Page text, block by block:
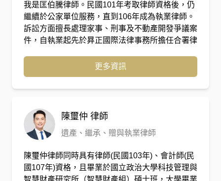
我是匡伯騰律師。民國101年考取律師資格後，仍
繼續於公家單位服務，直到106年成為執業律師。
訴訟方面擅長處理家事、刑事及不動產開發爭議案
件，自執業起先於昪正國際法律事務所擔任合署律
建築顧問及室內設計師合作，另外增加不動產爭議
或修繕爭議服務，同時並擔任數家建設公司、營造
廠、建築師事務所及自主更新會之法律顧問，為客
更多資訊
陳璽仲 律師
遺產、繼承、贈與執業律師
陳璽仲律師同時具有律師(民國103年)、會計師(民
國107年)資格，且畢業於國立政治大學科技管理與
智慧財產研究所（智慧財產組）碩士班，大學畢業